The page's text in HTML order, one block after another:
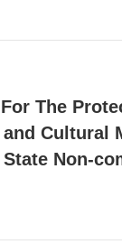
The
and Cultural
State Non-